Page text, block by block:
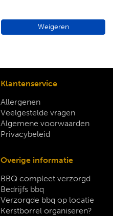
Klantenservice
Allergenen
Veelgestelde vragen
Algemene voorwaarden
Privacybeleid
Overige informatie
BBQ compleet verzorgd
Bedrijfs bbq
Verzorgde bbq op locatie
Kerstborrel organiseren?
Weigeren